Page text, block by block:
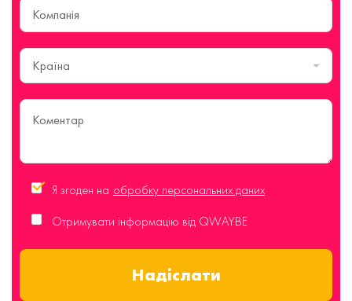
Країна
Я згоден на обробку персональних даних
Отримувати інформацію від QWAYBE
Надіслати